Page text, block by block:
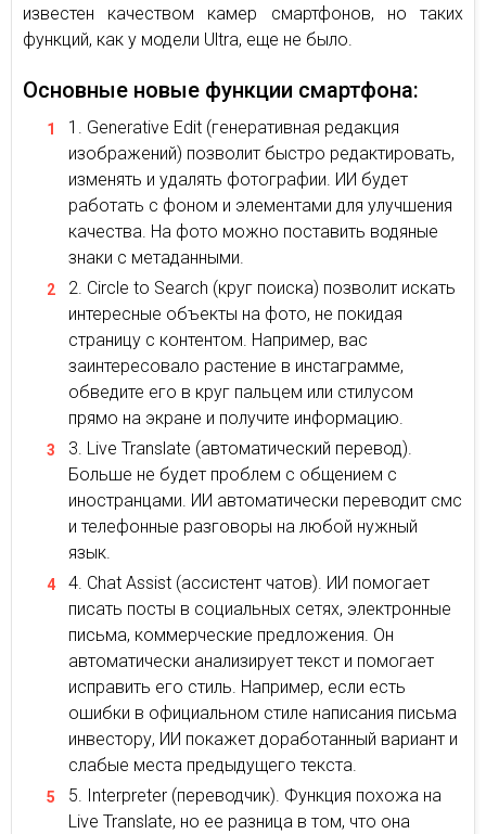
известен качеством камер смартфонов, но таких
функций, как у модели Ultra, еще не было.
Основные новые функции смартфона:
Generative Edit (генеративная редакция
изображений) позволит быстро редактировать,
изменять и удалять фотографии. ИИ будет
работать с фоном и элементами для улучшения
качества. На фото можно поставить водяные
знаки с метаданными.
Circle to Search (круг поиска) позволит искать
интересные объекты на фото, не покидая
страницу с контентом. Например, вас
заинтересовало растение в инстаграмме,
обведите его в круг пальцем или стилусом
прямо на экране и получите информацию.
Live Translate (автоматический перевод).
Больше не будет проблем с общением с
иностранцами. ИИ автоматически переводит смс
и телефонные разговоры на любой нужный
язык.
Chat Assist (ассистент чатов). ИИ помогает
писать посты в социальных сетях, электронные
письма, коммерческие предложения. Он
автоматически анализирует текст и помогает
исправить его стиль. Например, если есть
ошибки в официальном стиле написания письма
инвестору, ИИ покажет доработанный вариант и
слабые места предыдущего текста.
Interpreter (переводчик). Функция похожа на
Live Translate, но ее разница в том, что она